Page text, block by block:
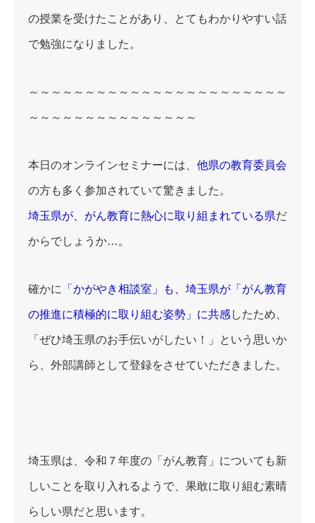
の授業を受けたことがあり、とてもわかりやすい話
で勉強になりました。
～～～～～～～～～～～～～～～～～～～～～～～
～～～～～～～～～～～～～～～
本日のオンラインセミナーには、 他県の教育委員会
の方も多く参加されていて驚きました。
埼玉県が、がん教育に熱心に取り組まれている県だ
からでしょうか…。
確かに 「かがやき相談室」も、埼玉県が「がん教育
の推進に積極的に取り組む姿勢」に共感したため、
「ぜひ埼玉県のお手伝いがしたい！」という思いか
ら、外部講師として登録をさせていただきました。
埼玉県は、令和７年度の「がん教育」についても新
しいことを取り入れるようで、果敢に取り組む素晴
らしい県だと思います。